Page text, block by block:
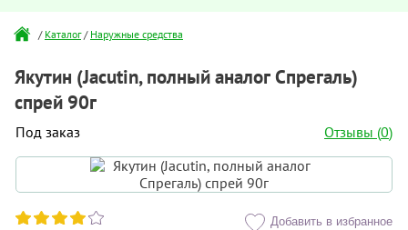
/ Каталог / Наружные средства
Якутин (Jacutin, полный аналог Спрегаль)
спрей 90г
Под заказ Отзывы (0)
Добавить в избранное